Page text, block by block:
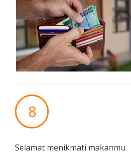
8
Selamat menikmati makanmu